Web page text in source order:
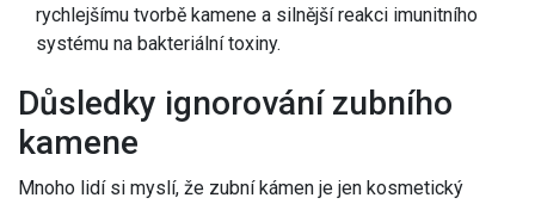
rychlejšímu tvorbě kamene a silnější reakci imunitního
systému na bakteriální toxiny.
Důsledky ignorování zubního
kamene
Mnoho lidí si myslí, že zubní kámen je jen kosmetický